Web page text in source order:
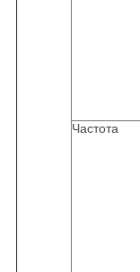
Частота